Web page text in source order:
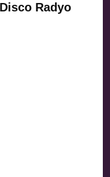
Radyo